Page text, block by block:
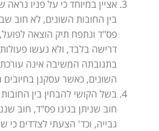
אציין במיוחד כי על פניו נראה
בין החובות השונים, לא חוב
פס"ד ונתפח תיק הוצאה לפועל,
דרישה בלבד, ולא נעשו
בתגובתה המשיבה אינה
השונים, כאשר עסקנן בחיובים
בשל הקושי להבחין בין
חוב שניתן בגינו פס"ד, חוב
גבייה, וכד' הצעתי לצדדים